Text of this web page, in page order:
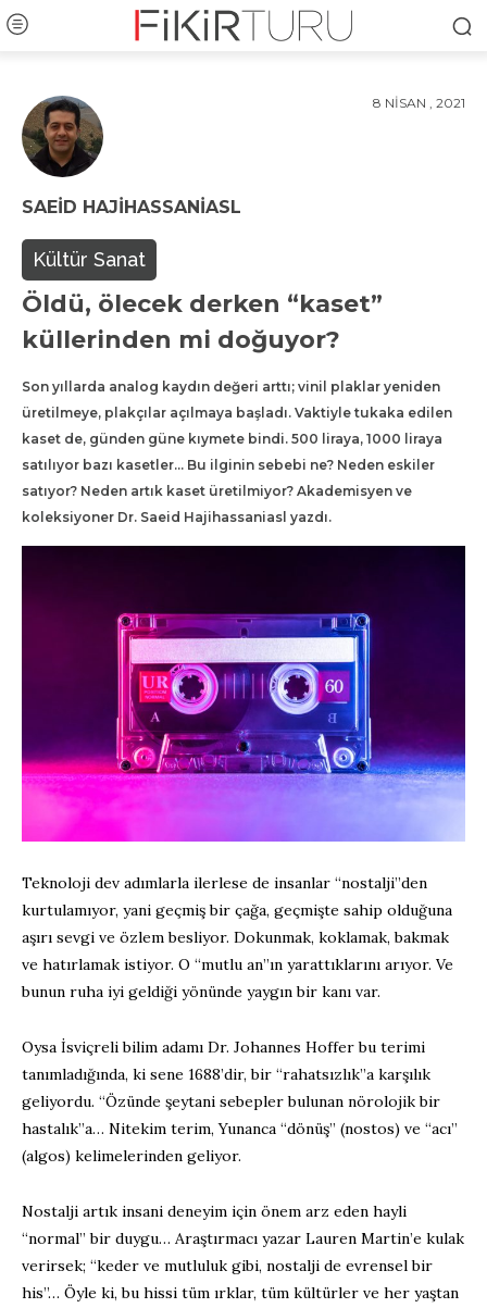
8 NISAN , 2021
SAEID HAJIHASSANIASL
Kültür Sanat
Öldü, ölecek derken “kaset”
küllerinden mi doğuyor?
Son yıllarda analog kaydın değeri arttı; vinil plaklar yeniden
üretilmeye, plakçılar açılmaya başladı. Vaktiyle tukaka edilen
kaset de, günden güne kıymete bindi. 500 liraya, 1000 liraya
satılıyor bazı kasetler… Bu ilginin sebebi ne? Neden eskiler
satıyor? Neden artık kaset üretilmiyor? Akademisyen ve
koleksiyoner Dr. Saeid Hajihassaniasl yazdı.
Teknoloji dev adımlarla ilerlese de insanlar “nostalji”den
kurtulamıyor, yani geçmiş bir çağa, geçmişte sahip olduğuna
aşırı sevgi ve özlem besliyor. Dokunmak, koklamak, bakmak
ve hatırlamak istiyor. O “mutlu an”ın yarattıklarını arıyor. Ve
bunun ruha iyi geldiği yönünde yaygın bir kanı var.
Oysa İsviçreli bilim adamı Dr. Johannes Hoffer bu terimi
tanımladığında, ki sene 1688’dir, bir “rahatsızlık”a karşılık
geliyordu. “Özünde şeytani sebepler bulunan nörolojik bir
hastalık”a… Nitekim terim, Yunanca “dönüş” (nostos) ve “acı”
(algos) kelimelerinden geliyor.
Nostalji artık insani deneyim için önem arz eden hayli
“normal” bir duygu… Araştırmacı yazar Lauren Martin’e kulak
verirsek; “keder ve mutluluk gibi, nostalji de evrensel bir
his”… Öyle ki, bu hissi tüm ırklar, tüm kültürler ve her yaştan